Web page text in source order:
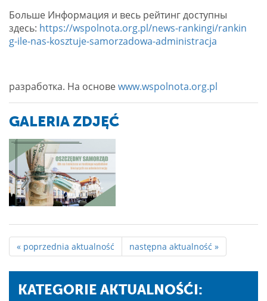
Больше Информация и весь рейтинг доступны
здесь: https://wspolnota.org.pl/news-rankingi/rankin
g-ile-nas-kosztuje-samorzadowa-administracja
разработка. На основеwww.wspolnota.org.pl
GALERIA ZDJĘĆ
« poprzednia aktualność następna aktualność »
KATEGORIE AKTUALNOŚĆI: